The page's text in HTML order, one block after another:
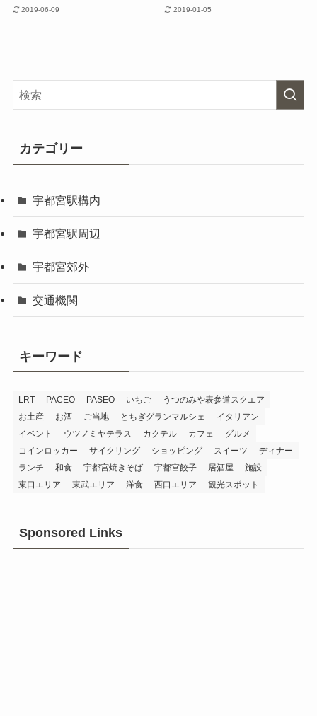
2019-06-09 2019-01-05
カテゴリー
宇都宮駅構内
宇都宮駅周辺
宇都宮郊外
交通機関
キーワード
LRT PACEO PASEO いちご
うつのみや表参道スクエア
お土産
お酒 ご当地 とちぎグランマルシェ
イタリアン
イベント
ウツノミヤテラス カクテル カフェ
グルメ
コインロッカー
サイクリング ショッピング スイーツ
ディナー
ランチ
和食 宇都宮焼きそば 宇都宮餃子 居酒屋
施設
東口エリア
東武エリア 洋食 西口エリア 観光スポット
Sponsored Links